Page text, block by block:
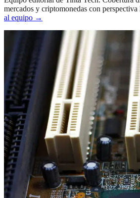
mercados y criptomonedas con perspectiva
al equipo →